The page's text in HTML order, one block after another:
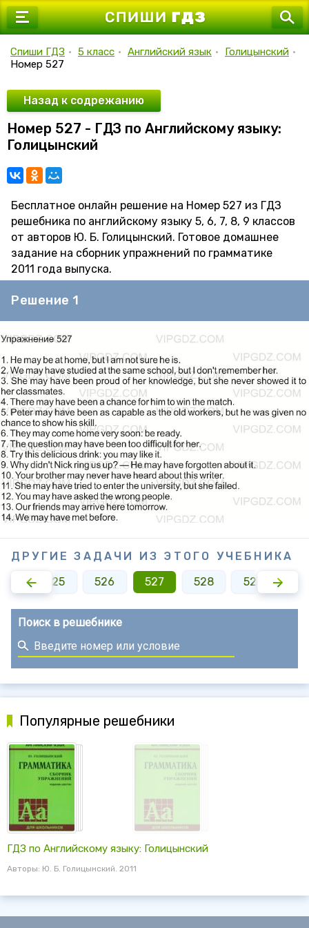
7 класс
9 класс
10 класс
11 класс
Спиши ГДЗ • 5 класс • Английский язык • Голицынский •
Номер 527
Назад к содрежанию
Номер 527 - ГДЗ по Английскому языку:
Голицынский
Бесплатное онлайн решение на Номер 527 из ГДЗ
решебника по английскому языку 5, 6, 7, 8, 9 классов
от авторов Ю. Б. Голицынский. Готовое домашнее
задание на сборник упражнений по грамматике
2011 года выпуска.
Решение 1
ДРУГИЕ ЗАДАЧИ ИЗ ЭТОГО УЧЕБНИКА
525 526 527 528 529
Поиск в решебнике
Популярные решебники
ГДЗ по Английскому языку: Голицынский
Авторы: Ю. Б. Голицынский. 2011